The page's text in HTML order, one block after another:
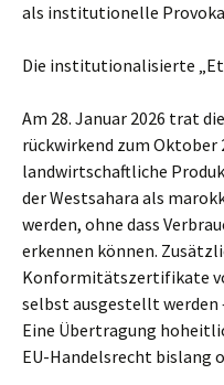
als institutionelle
Die institutionalisierte
Am 28. Januar 2026 trat
rückwirkend zum Oktober
landwirtschaftliche
der Westsahara als
werden, ohne dass
erkennen können.
Konformitätszertifikate
selbst ausgestellt werden
Eine Übertragung
EU-Handelsrecht bislang